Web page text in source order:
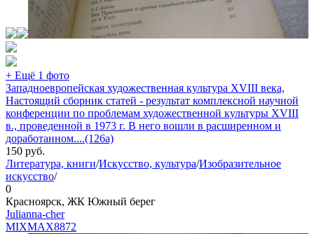
+ Ещё 1 фото
Западноевропейская художественная культура XVIII века,
Настоящий сборник статей - результат комплексной научной
конференции по проблемам художественной культуры XVIII
в., проведенной в 1973 г. В него вошли в расширенном и
доработанном....(126а)
150 руб.
Литература, книги/Искусство, культура/Изобразительное
искусство/
0
Красноярск, ЖК Южный берег
Julianna-cher
MIXMAX8872